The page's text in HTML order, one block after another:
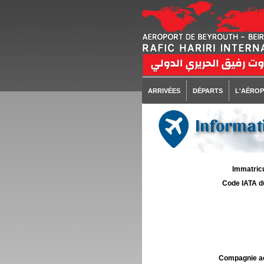
ARRIVÉES DÉPARTS
Code IATA
Compagnie